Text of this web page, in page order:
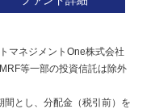
マネジメントOne株式会社
等一部の投資信託は除外
とし、分配金（税引前）を